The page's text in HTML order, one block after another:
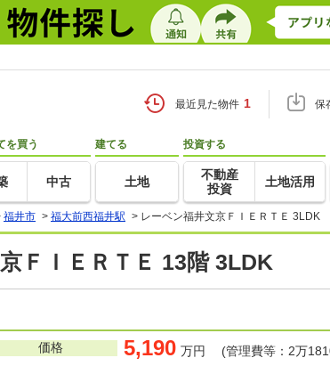
最近見た物件 1 保
を買う
中古
建てる
土地
投資する
不動産
投資
土地活用
福井市 > 福大前西福井駅 > レーベン福井文京ＦＩＥＲＴＥ 3LDK
ＦＩＥＲＴＥ 13階 3LDK
価格 5,190 万円 (管理費等：2万